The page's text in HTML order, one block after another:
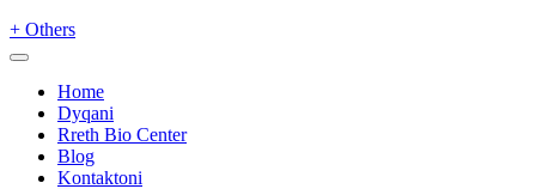
+ Others
Home
Dyqani
Rreth Bio Center
Blog
Kontaktoni